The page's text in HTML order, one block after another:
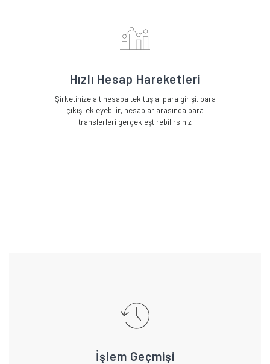
Hızlı Hesap Hareketleri
Şirketinize ait hesaba tek tuşla, para girişi, para
çıkışı ekleyebilir, hesaplar arasında para
transferleri gerçekleştirebilirsiniz
İşlem Geçmişi